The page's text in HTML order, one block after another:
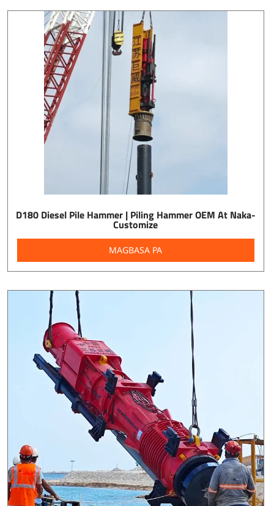
D180 Diesel Pile Hammer | Piling Hammer OEM At Naka-
Customize
MAGBASA PA